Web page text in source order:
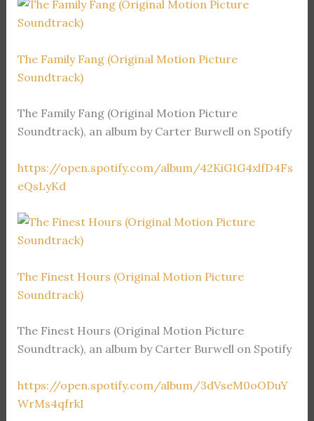
The Family Fang (Original Motion Picture
Soundtrack)
The Family Fang (Original Motion Picture
Soundtrack), an album by Carter Burwell on Spotify
https://open.spotify.com/album/42KiG1G4xlfD4Fs
eQsLyKd
The Finest Hours (Original Motion Picture
Soundtrack)
The Finest Hours (Original Motion Picture
Soundtrack), an album by Carter Burwell on Spotify
https://open.spotify.com/album/3dVseM0oODuY
WrMs4qfrkI